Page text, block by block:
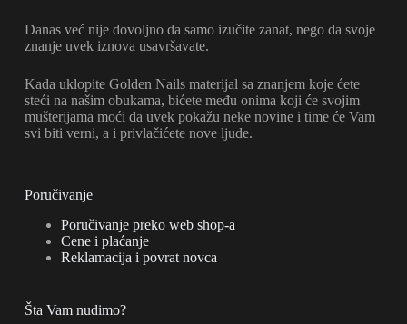
Danas već nije dovoljno da samo izučite zanat, nego da svoje
znanje uvek iznova usavršavate.
Kada uklopite Golden Nails materijal sa znanjem koje ćete
steći na našim obukama, bićete među onima koji će svojim
mušterijama moći da uvek pokažu neke novine i time će Vam
svi biti verni, a i privlačićete nove ljude.
Poručivanje
Poručivanje preko web shop-a
Cene i plaćanje
Reklamacija i povrat novca
Šta Vam nudimo?